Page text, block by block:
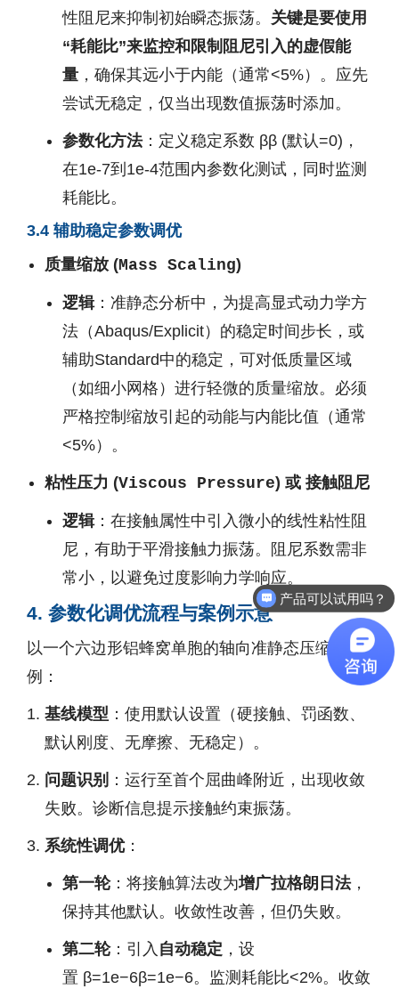
性阻尼来抑制初始瞬态振荡。 关键是要使用
“耗能比”来监控和限制阻尼引入的虚假能
量 ，确保其远小于内能（通常<5%）。应先
尝试无稳定，仅当出现数值振荡时添加。
参数化方法：定义稳定系数 ββ (默认=0)，
在1e-7到1e-4范围内参数化测试，同时监测
耗能比。
3.4 辅助稳定参数调优
质量缩放 (Mass Scaling)
逻辑：准静态分析中，为提高显式动力学方
法（Abaqus/Explicit）的稳定时间步长，或
辅助Standard中的稳定，可对低质量区域
（如细小网格）进行轻微的质量缩放。必须
严格控制缩放引起的动能与内能比值（通常
<5%）。
粘性压力 (Viscous Pressure) 或 接触阻尼
逻辑：在接触属性中引入微小的线性粘性阻
尼，有助于平滑接触力振荡。阻尼系数需非
常小，以避免过度影响力学响应。
4. 参数化调优流程与案例示意
以一个六边形铝蜂窝单胞的轴向准静态压缩为
例：
基线模型 ：使用默认设置（硬接触、罚函数、
默认刚度、无摩擦、无稳定）。
问题识别 ：运行至首个屈曲峰附近，出现收敛
失败。诊断信息提示接触约束振荡。
系统性调优：
第一轮：将接触算法改为增广拉格朗日法，
保持其他默认。收敛性改善，但仍失败。
第二轮：引入 自动稳定 ，设
置 β=1e−6β=1e−6。监测耗能比<2%。收敛
产品可以试用吗？
软件有折扣吗？